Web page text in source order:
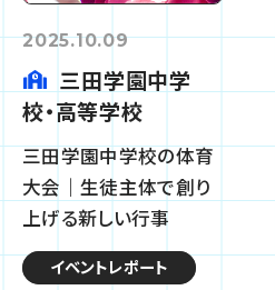
2025.10.09
三田学園中学
校・高等学校
三田学園中学校の体育
大会｜生徒主体で創り
上げる新しい行事
イベントレポート